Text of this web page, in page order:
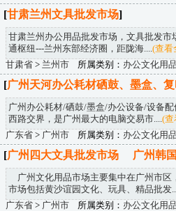
[甘肃兰州文具批发市场]
甘肃兰州办公用品批发市场，文具批发市
通枢纽---兰州东部经济圈，距陇海.... (查看
甘肃省 > 兰州市 所属类别： 办公文化用
[广州天河办公耗材硒鼓、墨盒、
广州办公耗材/硒鼓/墨盒/办公设备/设备
西路交界，是广州最大的电脑交易市.... (查
广东省 > 广州市 所属类别： 办公文化用
[广州四大文具批发市场 广州韩
广州文化用品市场主要集中在广州市区
市场包括黄沙谊园文化、玩具、精品批发....
广东省 > 广州市 所属类别： 办公文化用